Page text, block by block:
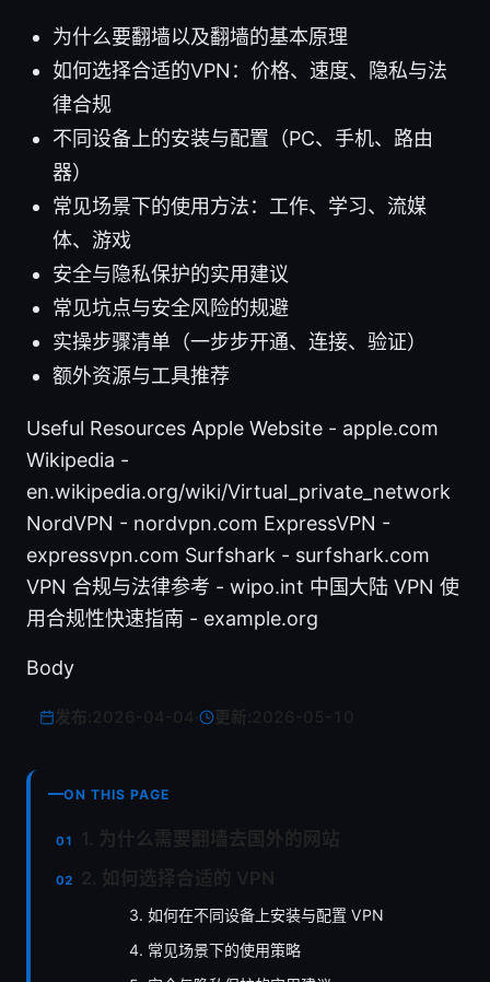
为什么要翻墙以及翻墙的基本原理
如何选择合适的VPN：价格、速度、隐私与法
律合规
不同设备上的安装与配置（PC、手机、路由
器）
常见场景下的使用方法：工作、学习、流媒
体、游戏
安全与隐私保护的实用建议
常见坑点与安全风险的规避
实操步骤清单（一步步开通、连接、验证）
额外资源与工具推荐
Useful Resources Apple Website - apple.com
Wikipedia -
en.wikipedia.org/wiki/Virtual_private_network
NordVPN - nordvpn.com ExpressVPN -
expressvpn.com Surfshark - surfshark.com
VPN 合规与法律参考 - wipo.int 中国大陆 VPN 使
用合规性快速指南 - example.org
Body
更新:
ON THIS PAGE
3. 如何在不同设备上安装与配置 VPN
4. 常见场景下的使用策略